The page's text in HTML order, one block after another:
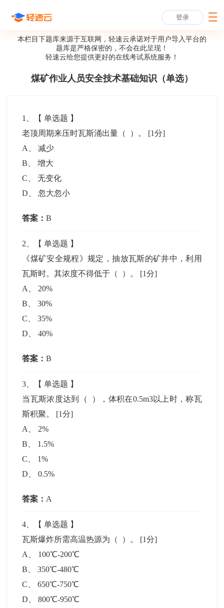
登录
本栏目下题库来源于互联网，轻速云承诺对于用户导入平台的
题库是严格保密的，不会在此呈现！
轻速云给您提供更好的在线考试系统服务！
煤矿作业人员安全技术基础知识（单选）
1 、【单选题 】
老顶周期来压时瓦斯涌出量（ ）。 [1分]
A
、减少
B 、增大
C 、无变化
D
忽大忽小
答案：B
2 、【单选题 】
《煤矿安全规程》规定，抽放瓦斯的矿井中，利用
瓦斯时。其浓度不得低于（ ）。 [1分]
A
20%
B 、30%
C 、35%
D 、40%
答案：B
3 、【单选题 】
当瓦斯浓度达到（ ），体积在0.5m3以上时，称瓦
斯积聚。 [1分]
A
2%
B
1.5%
C
1%
D 、0.5%
答案： A
4 、【单选题 】
瓦斯爆炸所需高温热源为（ ）。 [1分]
A
100℃-200℃
B 、350℃-480℃
C 、650℃-750℃
D 、800℃-950℃